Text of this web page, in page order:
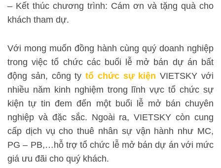
– Kết thúc chương trình: Cám ơn và tặng quà cho
khách tham dự.
Với mong muốn đồng hành cùng quý doanh nghiệp
trong việc tổ chức các buổi lễ mở bán dự án bất
động sản, công ty tổ chức sự kiện VIETSKY với
nhiều năm kinh nghiệm trong lĩnh vực tổ chức sự
kiện tự tin đem đến một buổi lễ mở bán chuyên
nghiệp và đặc sắc. Ngoài ra, VIETSKY còn cung
cấp dịch vụ cho thuê nhân sự vận hành như MC,
PG – PB,…hỗ trợ tổ chức lễ mở bán dự án với mức
giá ưu đãi cho quý khách.